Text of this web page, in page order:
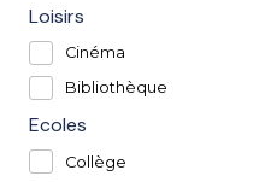
Loisirs
Cinéma
Bibliothèque
Ecoles
Collège